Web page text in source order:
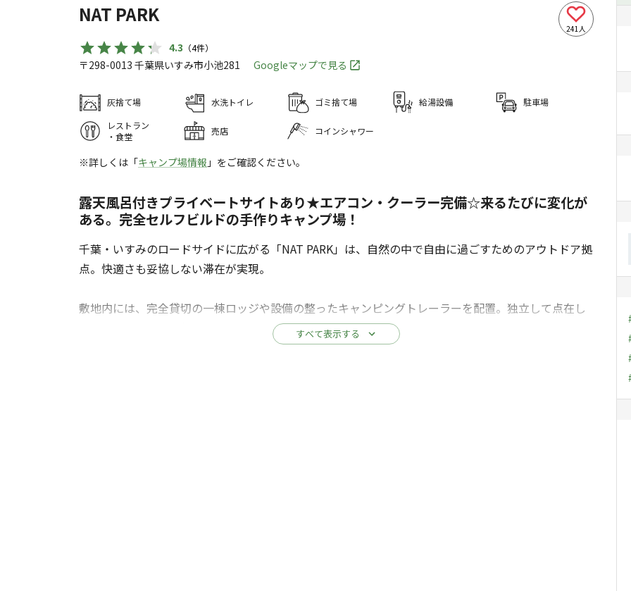
NAT PARK
241人
4.3 （4件）
〒298-0013 千葉県いすみ市小池281 Googleマップで見る
灰捨て場 水洗トイレ ゴミ捨て場 給湯設備
駐車場
レストラン
・食堂
売店 コインシャワー
※詳しくは「キャンプ場情報 」をご確認ください。
露天風呂付きプライベートサイトあり★エアコン・クーラー完備☆来るたびに変化が
ある。完全セルフビルドの手作りキャンプ場！
千葉・いすみのロードサイドに広がる「NAT PARK」は、自然の中で自由に過ごすためのアウトドア拠
点。快適さも妥協しない滞在が実現。
敷地内には、完全貸切の一棟ロッジや設備の整ったキャンピングトレーラーを配置。独立して点在し
ているため、周囲を気にせずプライベートな時間を過ごせます。
すべて表示する